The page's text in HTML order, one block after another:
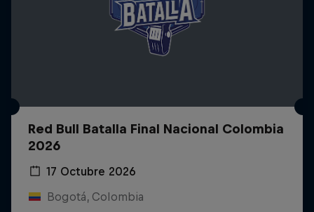
Red Bull Batalla Final Nacional Colombia
2026
17 Octubre 2026
Bogotá, Colombia